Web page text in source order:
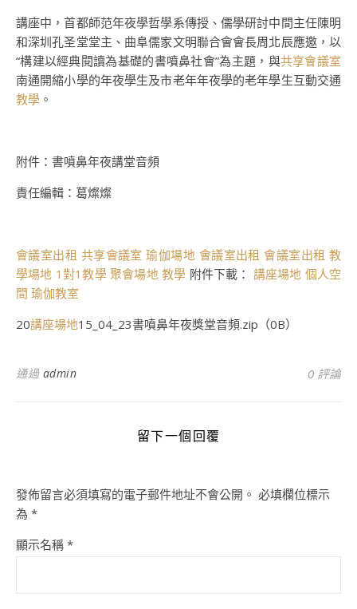
講座中，首都師范年夜學哲學系傳授、儒學研討中間主任陳明
和深圳孔圣堂堂主、曲阜儒家文明聯合會會長周北辰應邀，以
“構建以經典閱讀為基礎的書噴鼻社會”為主題，與共享會議室
南通開縮小學的年夜學生及市老年年夜學的老年學生互動交通
教學 。
附件：書噴鼻年夜講堂音頻
責任編輯：葛燦燦
會議室出租 共享會議室 瑜伽場地 會議室出租 會議室出租 教
學場地 1對1教學 聚會場地 教學 附件下載： 講座場地 個人空
間 瑜伽教室
20講座場地15_04_23書噴鼻年夜獎堂音頻.zip（0B）
通過 admin 0 評論
留下一個回覆
發佈留言必須填寫的電子郵件地址不會公開。 必填欄位標示
為 *
顯示名稱 *